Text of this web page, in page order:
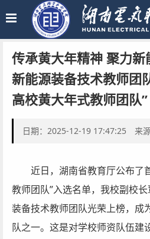
传承黄大年精神 聚力
新能源装备技术教师团
高校黄大年式教师团队”
日期：2025-12-19 17:47:25 来
近日，湖南省教育厅公布了
教师团队”入选名单，我校副校
装备技术教师团队光荣上榜，成
队之一。这是对学校师资队伍建